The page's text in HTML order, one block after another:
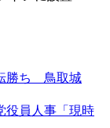
勝ち 鳥取城
役員人事「現時